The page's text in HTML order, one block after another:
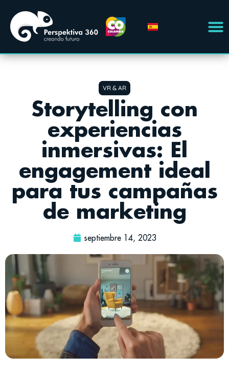
VR & AR
Storytelling con
experiencias
inmersivas: El
engagement ideal
para tus campañas
de marketing
septiembre 14, 2023